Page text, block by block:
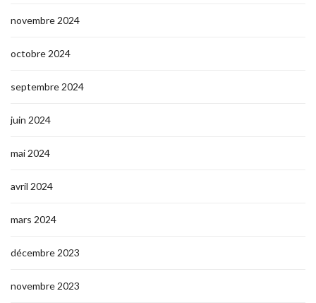
novembre 2024
octobre 2024
septembre 2024
juin 2024
mai 2024
avril 2024
mars 2024
décembre 2023
novembre 2023